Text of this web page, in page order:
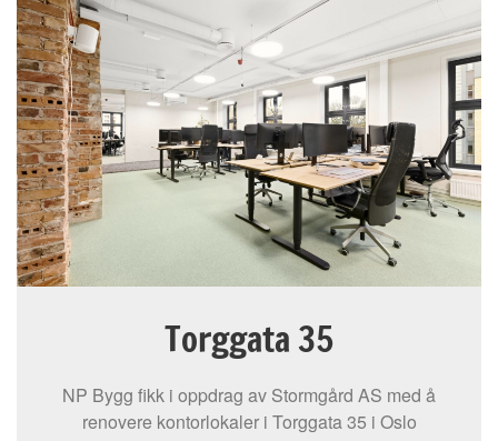
Torggata 35
NP Bygg fikk i oppdrag av Stormgård AS med å
renovere kontorlokaler i Torggata 35 i Oslo